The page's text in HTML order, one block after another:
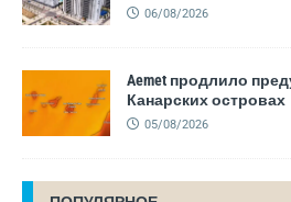
06/08/2026
Aemet продлило
Канарских островах
05/08/2026